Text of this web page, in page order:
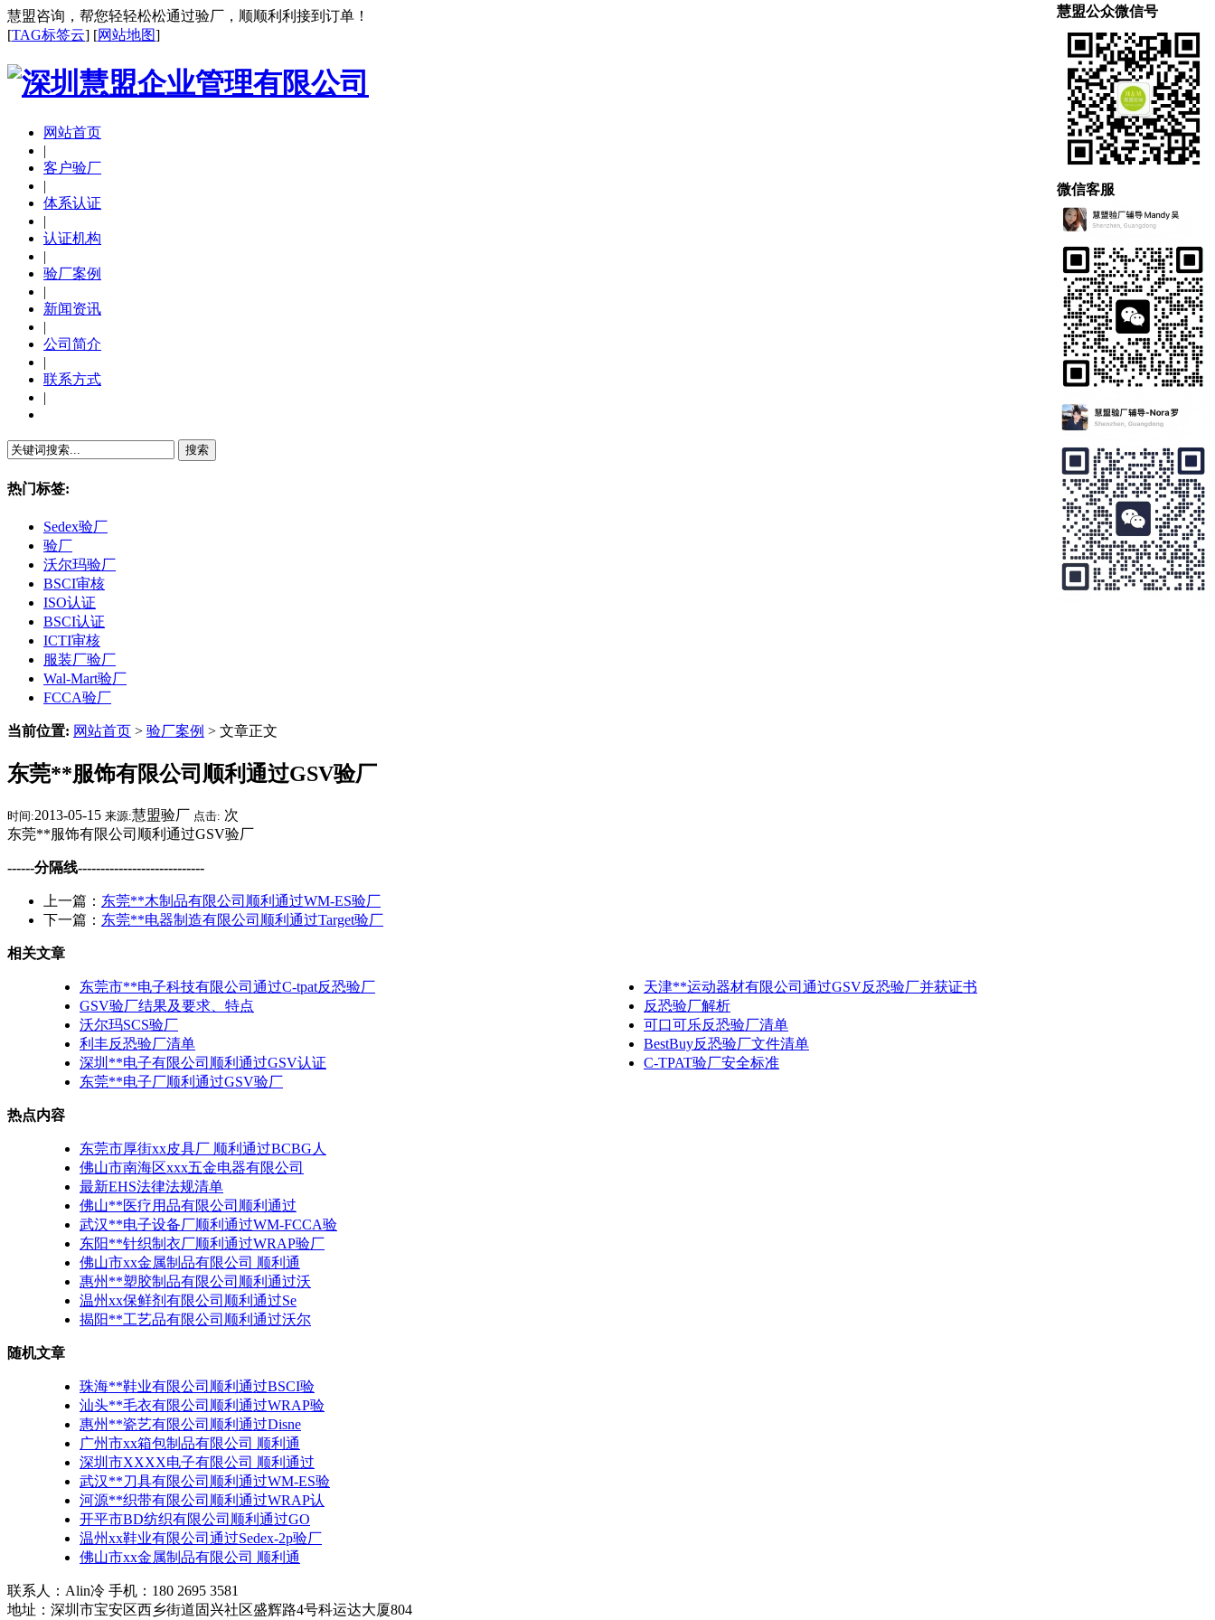
慧盟咨询，帮您轻轻松松通过验厂，顺顺利利接到订单！
[TAG标签云] [网站地图]
网站首页
|
客户验厂
|
体系认证
|
认证机构
|
验厂案例
|
新闻资讯
|
公司简介
|
联系方式
|
热门标签:
Sedex验厂
验厂
沃尔玛验厂
BSCI审核
ISO认证
BSCI认证
ICTI审核
服装厂验厂
Wal-Mart验厂
FCCA验厂
当前位置: 网站首页 > 验厂案例 > 文章正文
东莞**服饰有限公司顺利通过GSV验厂
时间:2013-05-15 来源:慧盟验厂 点击: 次
东莞**服饰有限公司顺利通过GSV验厂
------分隔线----------------------------
上一篇： 东莞**木制品有限公司顺利通过WM-ES验厂
下一篇： 东莞**电器制造有限公司顺利通过Target验厂
相关文章
东莞市**电子科技有限公司通过C-tpat反恐验厂
天津**运动器材有限公司通过GSV反恐验厂并获证书
GSV验厂结果及要求、特点
反恐验厂解析
沃尔玛SCS验厂
可口可乐反恐验厂清单
利丰反恐验厂清单
BestBuy反恐验厂文件清单
深圳**电子有限公司顺利通过GSV认证
C-TPAT验厂安全标准
东莞**电子厂顺利通过GSV验厂
热点内容
东莞市厚街xx皮具厂 顺利通过BCBG人
佛山市南海区xxx五金电器有限公司
最新EHS法律法规清单
佛山**医疗用品有限公司顺利通过
武汉**电子设备厂顺利通过WM-FCCA验
东阳**针织制衣厂顺利通过WRAP验厂
佛山市xx金属制品有限公司 顺利通
惠州**塑胶制品有限公司顺利通过沃
温州xx保鲜剂有限公司顺利通过Se
揭阳**工艺品有限公司顺利通过沃尔
随机文章
珠海**鞋业有限公司顺利通过BSCI验
汕头**毛衣有限公司顺利通过WRAP验
惠州**瓷艺有限公司顺利通过Disne
广州市xx箱包制品有限公司 顺利通
深圳市XXXX电子有限公司 顺利通过
武汉**刀具有限公司顺利通过WM-ES验
河源**织带有限公司顺利通过WRAP认
开平市BD纺织有限公司顺利通过GO
温州xx鞋业有限公司通过Sedex-2p验厂
佛山市xx金属制品有限公司 顺利通
联系人：Alin冷 手机：180 2695 3581
地址：深圳市宝安区西乡街道固兴社区盛辉路4号科运达大厦804
慧盟公众微信号
微信客服